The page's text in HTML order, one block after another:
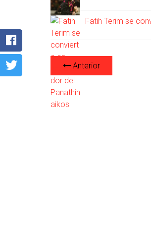
Fatih Terim se
Anterior